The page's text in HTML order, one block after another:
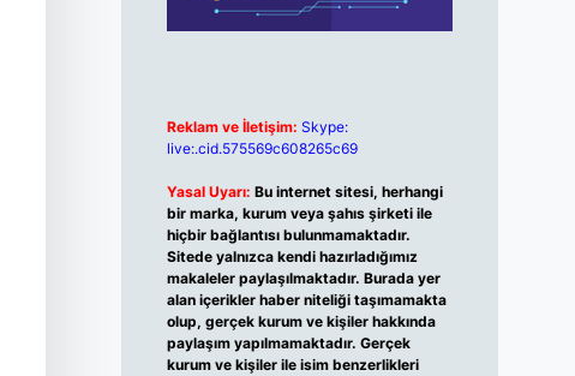
Reklam ve İletişim: Skype:
live:.cid.575569c608265c69
Yasal Uyarı: Bu internet sitesi, herhangi
bir marka, kurum veya şahıs şirketi ile
hiçbir bağlantısı bulunmamaktadır.
Sitede yalnızca kendi hazırladığımız
makaleler paylaşılmaktadır. Burada yer
alan içerikler haber niteliği taşımamakta
olup, gerçek kurum ve kişiler hakkında
paylaşım yapılmamaktadır. Gerçek
kurum ve kişiler ile isim benzerlikleri